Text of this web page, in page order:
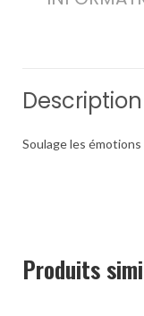
Description
Soulage les
Produits